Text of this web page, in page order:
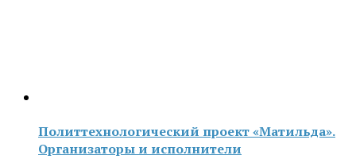
Политтехнологический проект «Матильда».
Организаторы и исполнители